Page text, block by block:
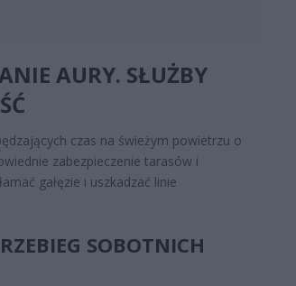
AURY. SŁUŻBY
czas na świeżym powietrzu o
zabezpieczenie tarasów i
gałęzie i uszkadzać linie
SOBOTNICH